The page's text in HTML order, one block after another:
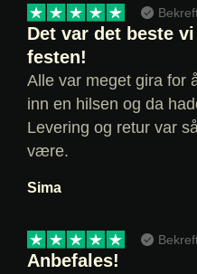
Det var det beste
festen!
Alle var meget gira for
inn en hilsen og da
Levering og retur var
være.
Sima
Anbefales!